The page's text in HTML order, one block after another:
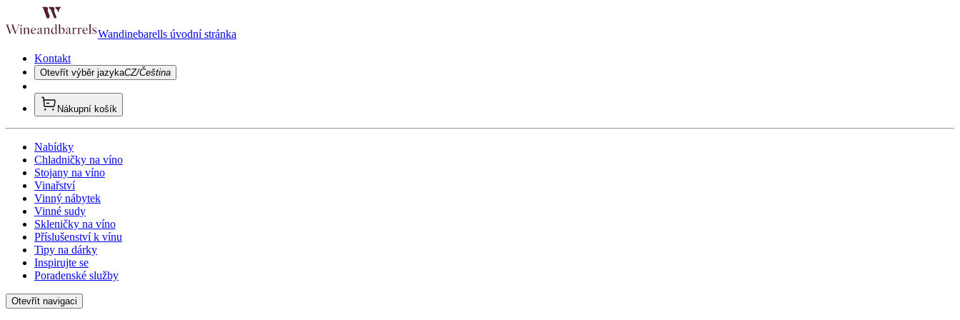
Wandinebarells úvodní stránka
Kontakt
Otevřít výběr jazykaCZ/Čeština
Nákupní košík
Nabídky
Chladničky na víno
Stojany na víno
Vinařství
Vinný nábytek
Vinné sudy
Skleničky na víno
Příslušenství k vínu
Tipy na dárky
Inspirujte se
Poradenské služby
Otevřít navigaci